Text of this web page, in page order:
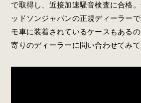
で取得し、近接加速騒音検査に合格
ッドソンジャパンの正規ディーラー
モ車に装着されているケースもある
寄りのディーラーに問い合わせてみて